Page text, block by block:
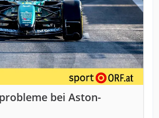
bei Aston-